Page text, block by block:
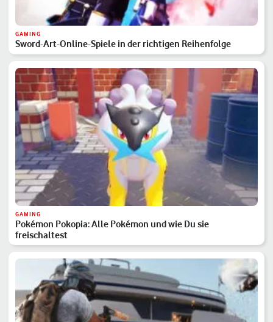
GAMING
Sword-Art-Online-Spiele in der richtigen Reihenfolge
GAMING
Pokémon Pokopia: Alle Pokémon und wie Du sie
freischaltest